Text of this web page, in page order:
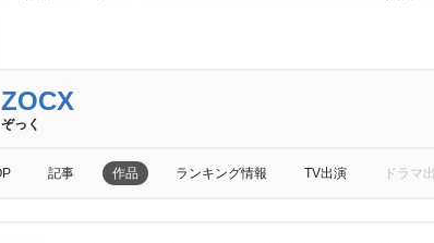
ZOCX
ぞっく
記事 作品 ランキング情報 TV出演 ドラマ